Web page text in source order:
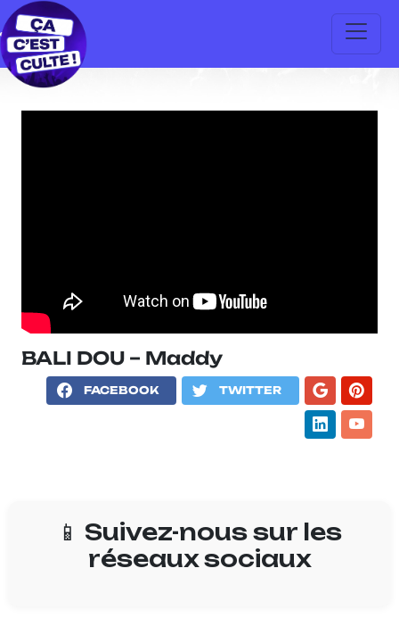
BALI DOU – Maddy
FACEBOOK TWITTER
📱 Suivez-nous sur les
réseaux sociaux